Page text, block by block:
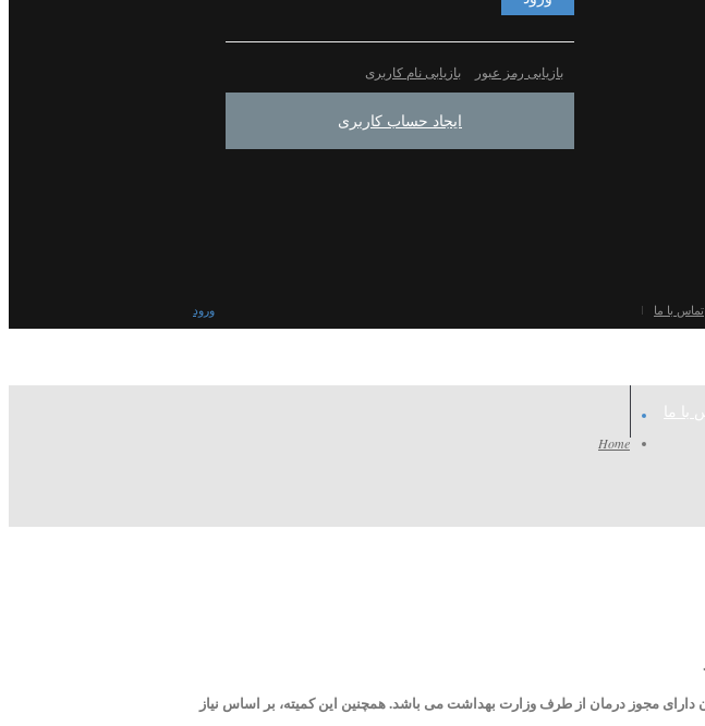
تماس با ما
بازیابی رمز عبور بازیابی نام کاربری
ایجاد حساب کاربری
ورود
با ما
Home
مجوز درمان از طرف وزارت بهداشت می باشد. همچنین این کمیته، بر اساس نیاز